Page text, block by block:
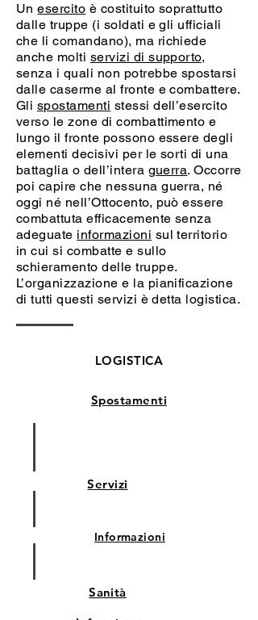
Unesercito è costituito soprattutto
dalle truppe (i soldati e gli ufficiali
che li comandano), ma richiede
anche molti servizi di supporto,
senza i quali non potrebbe spostarsi
dalle caserme al fronte e combattere.
Gli spostamenti stessi dell’esercito
verso le zone di combattimento e
lungo il fronte possono essere degli
elementi decisivi per le sorti di una
battaglia o dell’intera guerra. Occorre
poi capire che nessuna guerra, né
oggi né nell’Ottocento, può essere
combattuta efficacemente senza
adeguate informazioni sul territorio
in cui si combatte e sullo
schieramento delle truppe.
L’organizzazione e la pianificazione
di tutti questi servizi è detta logistica.
LOGISTICA
Spostamenti
Servizi
Informazioni
Sanità